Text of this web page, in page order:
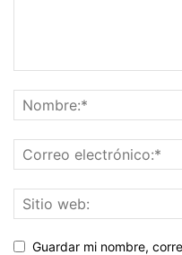
Guardar mi nombre,